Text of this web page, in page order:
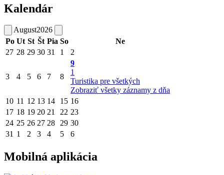
Kalendár
August2026
Po Ut St Št Pia So
Ne
27 28 29 30 31 1 2
3 4 5 6 7 8
9
1
Turistika pre všetkých
Zobraziť všetky záznamy z dňa
10 11 12 13 14 15 16
17 18 19 20 21 22 23
24 25 26 27 28 29 30
31 1 2 3 4 5 6
Mobilná aplikácia